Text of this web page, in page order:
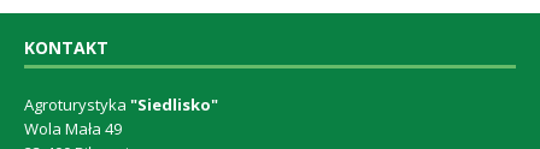
KONTAKT
Agroturystyka "Siedlisko"
Wola Mała 49